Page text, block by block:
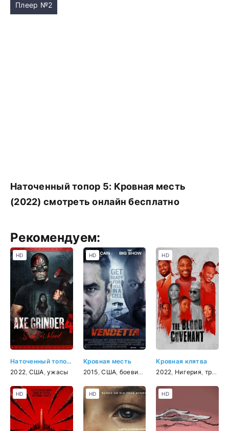
Плеер №2
Наточенный топор 5: Кровная месть
(2022) смотреть онлайн бесплатно
Рекомендуем:
Наточенный топор 4: кровавые души
2022 США ,ужасы
HD
Кровная месть
2015 ,США боевик , драма
HD
Кровная клятва
2022 Нигерия триллер
HD
HD HD HD